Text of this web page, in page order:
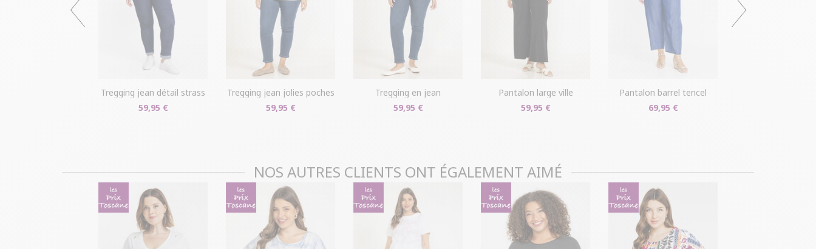
"Mes commandes/détails").
Gagnez du temps en échangeant votre
produit en magasin avec le bon de livraison/retour disponible
dans votre compte client (rubrique "Mes commandes/détails").
tregging jean détail strass
59,95 €
tregging jean jolies poches
59,95 €
tregging en jean
59,95 €
pantalon large ville
59,95 €
pantalon barrel tencel
69,95 €
NOS AUTRES CLIENTS ONT ÉGALEMENT AIMÉ